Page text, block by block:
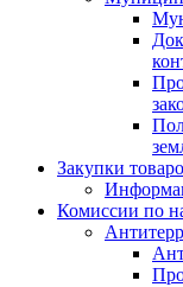
Закупки
Комиссии по